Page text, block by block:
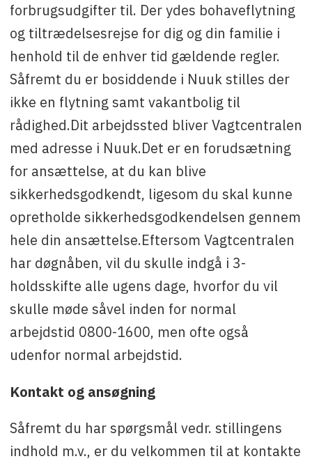
forbrugsudgifter til. Der ydes bohaveflytning
og tiltrædelsesrejse for dig og din familie i
henhold til de enhver tid gældende regler.
Såfremt du er bosiddende i Nuuk stilles der
ikke en flytning samt vakantbolig til
rådighed.Dit arbejdssted bliver Vagtcentralen
med adresse i Nuuk.Det er en forudsætning
for ansættelse, at du kan blive
sikkerhedsgodkendt, ligesom du skal kunne
opretholde sikkerhedsgodkendelsen gennem
hele din ansættelse.Eftersom Vagtcentralen
har døgnåben, vil du skulle indgå i 3-
holdsskifte alle ugens dage, hvorfor du vil
skulle møde såvel inden for normal
arbejdstid 0800-1600, men ofte også
udenfor normal arbejdstid.
Kontakt og ansøgning
Såfremt du har spørgsmål vedr. stillingens
indhold m.v., er du velkommen til at kontakte